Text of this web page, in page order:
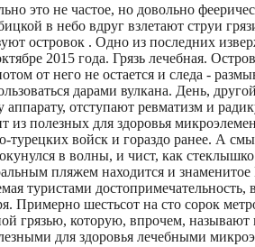
это не частое, но довольно
в небо вдруг взлетают струи
островок . Одно из последних
2015 года. Грязь лечебная.
от него не остается и следа -
дарами вулкана. День,
аппарату, отступают ревматизм и
из полезных для здоровья
турецких войск и гораздо ранее. А
в волны, и чист, как
пляжем находится и знаменитое
туристами достопримечательность,
Примерно шестьсот на сто сорок
грязью, которую, впрочем,
для здоровья лечебными